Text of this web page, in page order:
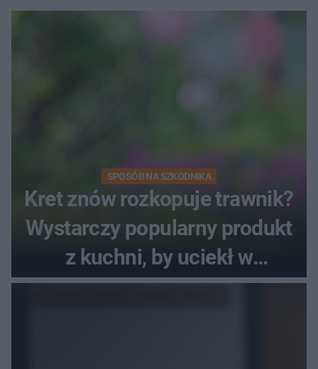
SPOSÓB NA SZKODNIKA
Kret znów rozkopuje trawnik?
Wystarczy popularny produkt
z kuchni, by uciekł w
popłochu